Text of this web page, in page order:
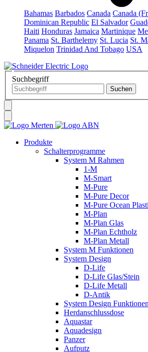
Bahamas Barbados Canada Canada
Dominican Republic El Salvador
Haiti Honduras Jamaica Martinique
Panama St. Barthelemy St. Lucia St.
Miquelon Trinidad And Tobago USA
Suchbegriff
Produkte
Schalterprogramme
System M Rahmen
1-M
M-Smart
M-Pure
M-Pure Decor
M-Pure Ocean
M-Plan
M-Plan Glas
M-Plan Echtholz
M-Plan Metall
System M Funktionen
System Design
D-Life
D-Life Glas/Stein
D-Life Metall
D-Antik
System Design Funktionen
Herdanschlussdose
Aquastar
Aquadesign
Panzer
Aufputz